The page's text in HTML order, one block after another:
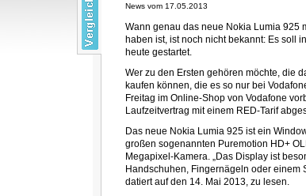
News vom 17.05.2013
Wann genau das neue Nokia Lumia 925
haben ist, ist noch nicht bekannt: Es soll
heute gestartet.
Wer zu den Ersten gehören möchte, die
kaufen können, die es so nur bei
Freitag im Online-Shop von Vodafone
Laufzeitvertrag mit einem RED-Tarif
Das neue Nokia Lumia 925 ist ein
großen sogenannten Puremotion HD+
Megapixel-Kamera. „Das Display ist
Handschuhen, Fingernägeln oder einem
datiert auf den 14. Mai 2013, zu lesen.